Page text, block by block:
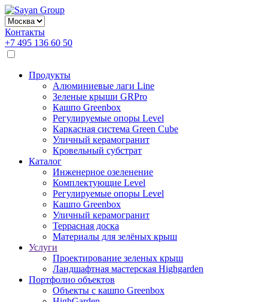
Контакты
+7 495 136 60 50
Продукты
Алюминиевые лаги Line
Зеленые крыши GRPro
Кашпо Greenbox
Регулируемые опоры Level
Каркасная система Green Cube
Уличный керамогранит
Кровельный субстрат
Каталог
Инженерное озеленение
Комплектующие Level
Регулируемые опоры Level
Кашпо Greenbox
Уличный керамогранит
Террасная доска
Материалы для зелёных крыш
Услуги
Проектирование зеленых крыш
Ландшафтная мастерская Highgarden
Портфолио объектов
Объекты с кашпо Greenbox